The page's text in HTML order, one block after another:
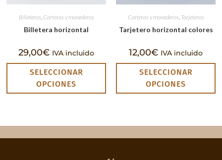
Billeteros, Carteras y monederos
Billetera horizontal
29,00€ IVA incluido
SELECCIONAR
OPCIONES
Carteras y monederos, Tarjeteros
Tarjetero horizontal colores
12,00€ IVA incluido
SELECCIONAR
OPCIONES